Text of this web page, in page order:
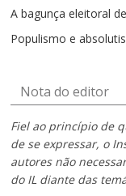
A bagunça eleitoral
Populismo e
Nota do editor
Fiel ao princípio de
de se expressar, o
autores não
do IL diante das